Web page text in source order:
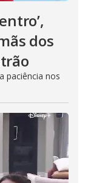
dos
paciência nos